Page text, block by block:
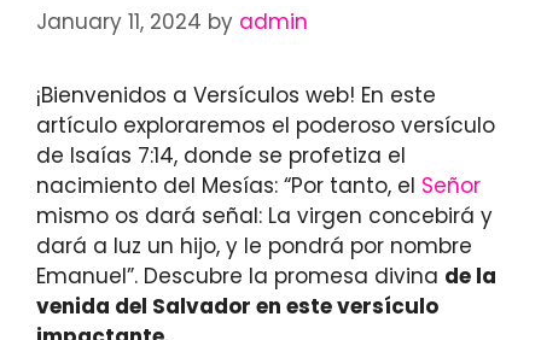
January 11, 2024 by admin
¡Bienvenidos a Versículos web! En este
artículo exploraremos el poderoso versículo
de Isaías 7:14, donde se profetiza el
nacimiento del Mesías: “Por tanto, el Señor
mismo os dará señal: La virgen concebirá y
dará a luz un hijo, y le pondrá por nombre
Emanuel”. Descubre la promesa divina de la
venida del Salvador en este versículo